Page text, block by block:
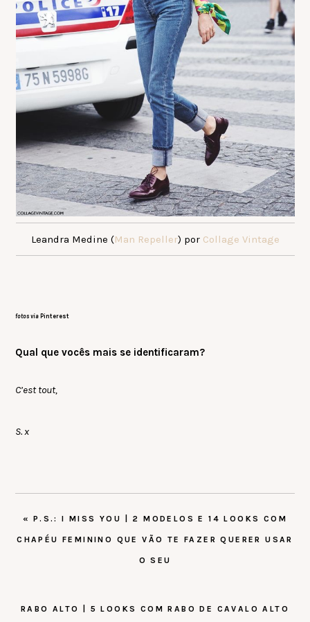
Leandra Medine (Man Repeller) por Collage Vintage
fotos via Pinterest
Qual que vocês mais se identificaram?
C’est tout,
S. x
POST
« P.S.: I MISS YOU | 2 MODELOS E 14 LOOKS COM
CHAPÉU FEMININO QUE VÃO TE FAZER QUERER USAR
O SEU
PRÓXIMO
RABO ALTO | 5 LOOKS COM RABO DE CAVALO ALTO